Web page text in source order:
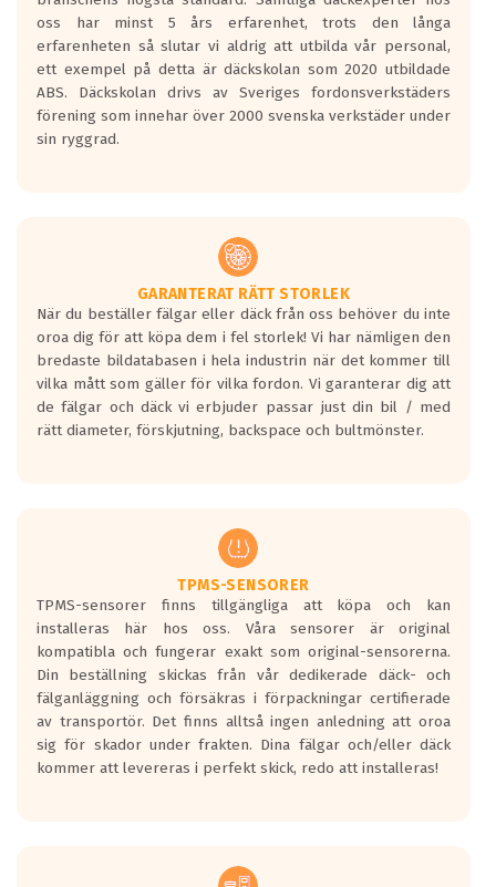
Inga D eller G betyg delas ut för
personbilar och lätta lastbilar.
Betyget sätts efter ett test där däcken
skall bromsa in på en väg där det ligger
0.5-1.5 mm vatten.
I 80km/h kommer skillnaden på
Vid körning i över 50km/h brukar
rullmotståndets ljud överträffa
motorljudet.
På däckmärkningen kommer det finnas
en symbol av ett däck med vågar. Hög
bullernivå markeras med svarta vågor
medans de vita vågorna påvisar om det är
ett tyst däck.
regelverket som introduceras år 2016.
Ett däck med två svarta vågor är redan
godkända för år 2016 nya regelverk.
Ett däck med en svart våg kommer vara
minst tre decibel tystare än det
regelverk som börjar gälla 2016.
oss har minst 5 års erfarenhet, trots den långa
erfarenheten så slutar vi aldrig att utbilda vår personal,
ett exempel på detta är däckskolan som 2020 utbildade
ABS. Däckskolan drivs av Sveriges fordonsverkstäders
förening som innehar över 2000 svenska verkstäder under
sin ryggrad.
GARANTERAT RÄTT STORLEK
När du beställer fälgar eller däck från oss behöver du inte
oroa dig för att köpa dem i fel storlek! Vi har nämligen den
bredaste bildatabasen i hela industrin när det kommer till
vilka mått som gäller för vilka fordon. Vi garanterar dig att
de fälgar och däck vi erbjuder passar just din bil / med
rätt diameter, förskjutning, backspace och bultmönster.
TPMS-SENSORER
TPMS-sensorer finns tillgängliga att köpa och kan
installeras här hos oss. Våra sensorer är original
kompatibla och fungerar exakt som original-sensorerna.
Din beställning skickas från vår dedikerade däck- och
fälganläggning och försäkras i förpackningar certifierade
av transportör. Det finns alltså ingen anledning att oroa
sig för skador under frakten. Dina fälgar och/eller däck
kommer att levereras i perfekt skick, redo att installeras!